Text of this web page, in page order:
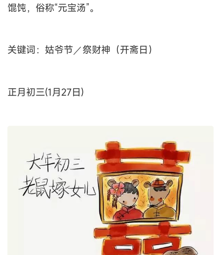
馄饨，俗称“元宝汤”。
关键词：姑爷节／祭财神（开斋日）
正月初三(1月27日)